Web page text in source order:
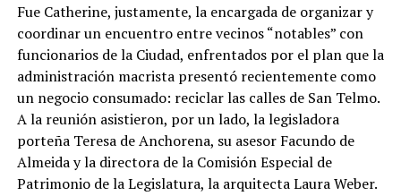
Fue Catherine, justamente, la encargada de organizar y
coordinar un encuentro entre vecinos “notables” con
funcionarios de la Ciudad, enfrentados por el plan que la
administración macrista presentó recientemente como
un negocio consumado: reciclar las calles de San Telmo.
A la reunión asistieron, por un lado, la legisladora
porteña Teresa de Anchorena, su asesor Facundo de
Almeida y la directora de la Comisión Especial de
Patrimonio de la Legislatura, la arquitecta Laura Weber.